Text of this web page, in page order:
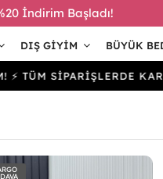
İndirim Başladı!
DIŞ GIYIM BÜYÜK
KARGO